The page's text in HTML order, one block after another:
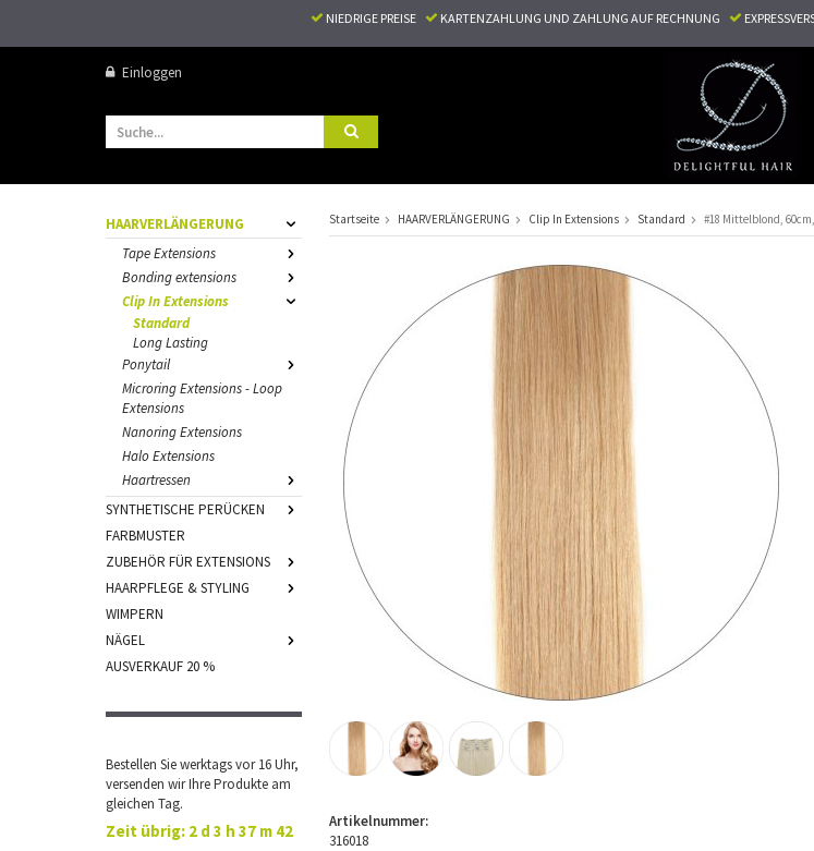
NIEDRIGE PREISE KARTENZAHLUNG UND ZAHLUNG AUF RECHNUNG
Einloggen
HAARVERLÄNGERUNG
Tape Extensions
Bonding extensions
Clip In Extensions
Standard
Long Lasting
Ponytail
Microring Extensions - Loop
Extensions
Nanoring Extensions
Halo Extensions
Haartressen
SYNTHETISCHE PERÜCKEN
FARBMUSTER
ZUBEHÖR FÜR EXTENSIONS
HAARPFLEGE & STYLING
WIMPERN
NÄGEL
AUSVERKAUF 20 %
Bestellen Sie werktags vor 16 Uhr,
versenden wir Ihre Produkte am
gleichen Tag.
Zeit übrig: 2 d 3 h 37 m 41
Startseite HAARVERLÄNGERUNG Clip In Extensions Standard #18 Mittelblond,
Artikelnummer:
316018